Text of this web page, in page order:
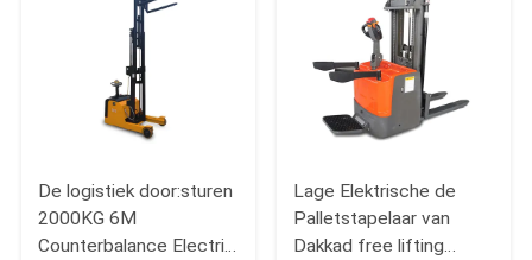
De logistiek door:sturen
2000KG 6M
Counterbalance Electric
Lage Elektrische de
Palletstapelaar van
Dakkad free lifting